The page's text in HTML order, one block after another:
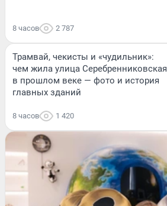
8 часов 2 787
Трамвай, чекисты и «чудильник»:
чем жила улица Серебренниковская
в прошлом веке — фото и история
главных зданий
8 часов 1 420